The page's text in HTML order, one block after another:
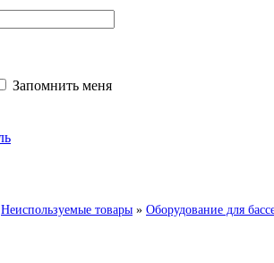
Запомнить меня
Неиспользуемые товары » Оборудование для